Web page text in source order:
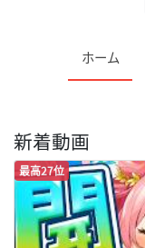
ホーム
新着動画
最高27位